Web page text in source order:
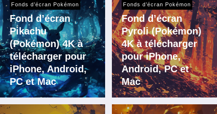
Fonds d’écran Pokémon
Fond d’écran
Pikachu
(Pokémon) 4K à
télécharger pour
iPhone, Android,
PC et Mac
Fonds d’écran Pokémon
Fond d’écran
Pyroli (Pokémon)
4K à télécharger
pour iPhone,
Android, PC et
Mac